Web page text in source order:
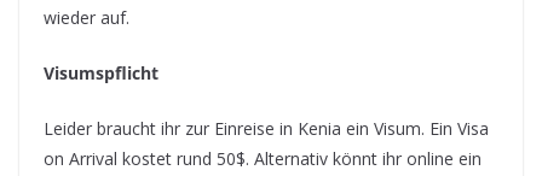
wieder auf.
Visumspflicht
Leider braucht ihr zur Einreise in Kenia ein Visum. Ein Visa
on Arrival kostet rund 50$. Alternativ könnt ihr online ein